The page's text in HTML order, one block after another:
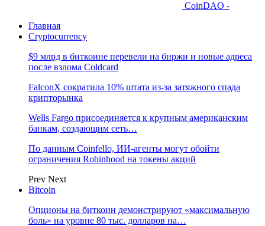
CoinDAO -
Главная
Cryptocurrency
$9 млрд в биткоине перевели на биржи и новые адреса
после взлома Coldcard
FalconX сократила 10% штата из-за затяжного спада
крипторынка
Wells Fargo присоединяется к крупным американским
банкам, создающим сеть…
По данным Coinfello, ИИ-агенты могут обойти
ограничения Robinhood на токены акций
Prev Next
Bitcoin
Опционы на биткоин демонстрируют «максимальную
боль» на уровне 80 тыс. долларов на…